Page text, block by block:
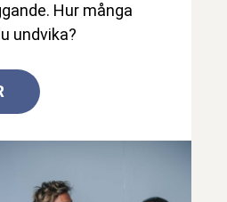
Hur många
undvika?